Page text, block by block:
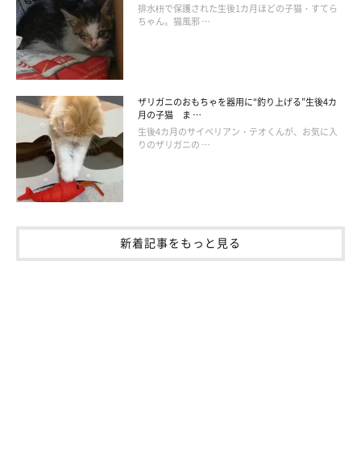
千葉／あきすけさん／きんちゃん9才
ねこのきもちWEB MAGAZINE
こ、こんな可愛い目で見つめられたら……
ダメだとわかっていても、おやつ、あげちゃいます！！
「最近覚えた特技で、おやつをあげるまで放してくれません。」
（投稿者 あきすけさん）
排水枡で保護された生後1カ月ほどの子猫・すてら
ちゃん。猫風邪 …
ザリガニのおもちゃを器用に“釣り上げる”生後4カ
月の子猫 ま …
生後4カ月のサイベリアン・テオくんが、お気に入
りのザリガニの …
新着記事をもっと見る